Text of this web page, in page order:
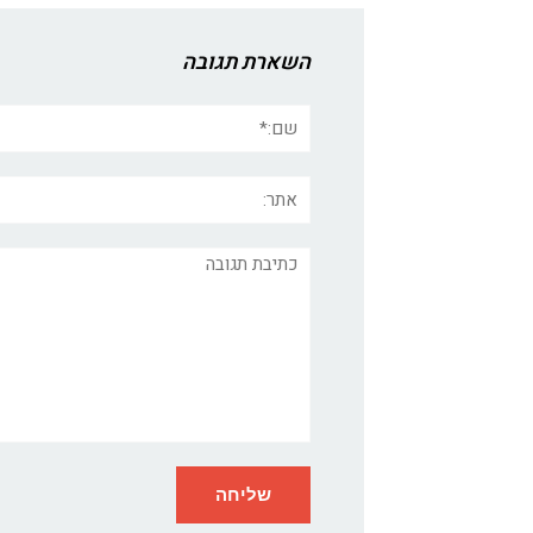
השארת תגובה
תגובה